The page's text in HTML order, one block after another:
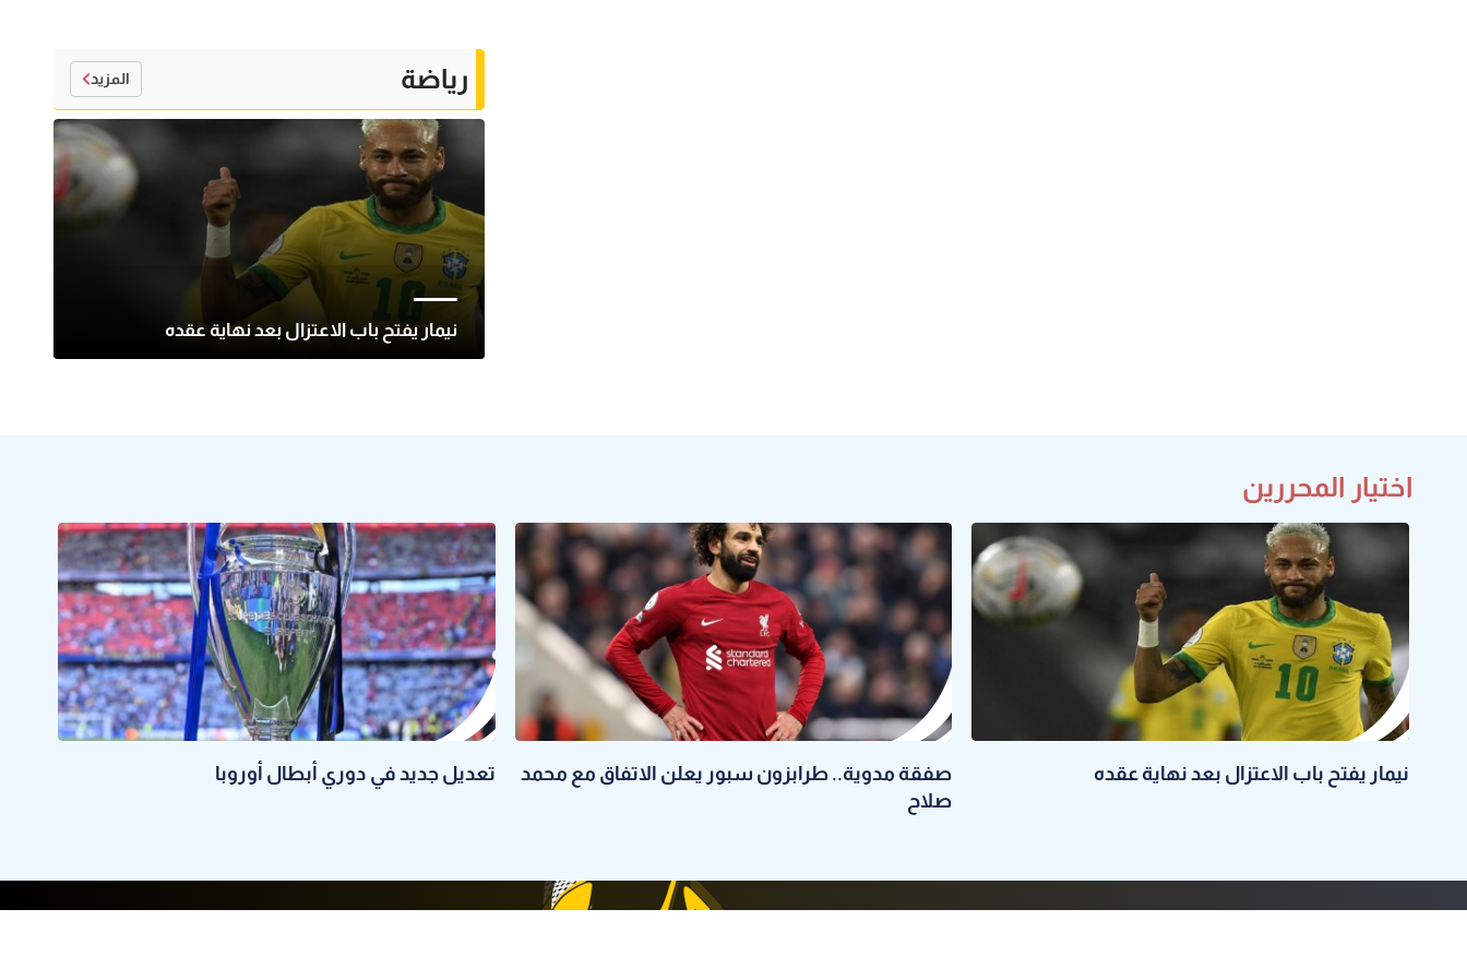
رياضة المزيد
نيمار يفتح باب الاعتزال بعد نهاية عقده
اختيار المحررين
نيمار يفتح باب الاعتزال بعد نهاية عقده
صفقة مدوية.. طرابزون سبور يعلن الاتفاق مع محمد
صلاح
تعديل جديد في دوري أبطال أوروبا